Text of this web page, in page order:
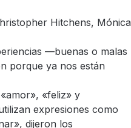
Hitchens, Mónica
—buenas o malas
porque ya nos están
«feliz» y
expresiones como
dijeron los